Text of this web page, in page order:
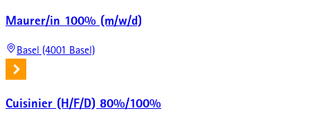
Maurer/in 100% (m/w/d)
Basel (4001 Basel)
Cuisinier (H/F/D) 80%/100%